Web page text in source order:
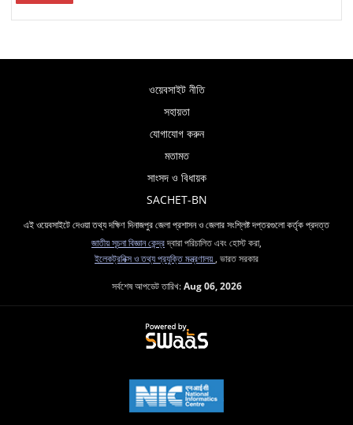
ওয়েবসাইট নীতি
সহায়তা
যোগাযোগ করুন
মতামত
সাংসদ ও বিধায়ক
SACHET-BN
এই ওয়েবসাইটে দেওয়া তথ্য দক্ষিণ দিনাজপুর জেলা প্রশাসন ও জেলার সংশ্লিষ্ট দপ্তরগুলো কর্তৃক প্রদত্ত
জাতীয় সূচনা বিজ্ঞান কেন্দ্রদ্বারা পরিচালিত এবং হোস্ট করা,
ইলেকট্রনিক্স ও তথ্য প্রযুক্তি মন্ত্রণালয় , ভারত সরকার
সর্বশেষ আপডেট তারিখ:Aug 06, 2026